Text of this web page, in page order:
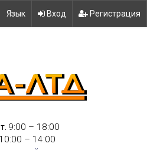
Язык Вход Регистрация
9:00 – 18:00
10:00 – 14:00